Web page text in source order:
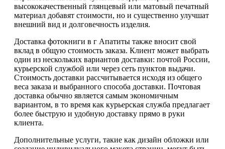
высококачественный глянцевый или матовый печатный
материал добавят стоимости, но и существенно улучшат
внешний вид и долговечность изделия.
Доставка фотокниги в г Апатиты также вносит свой
вклад в общую стоимость заказа. Клиент может выбрать
один из нескольких вариантов доставки: почтой России,
курьерской службой или через сеть пунктов выдачи.
Стоимость доставки рассчитывается исходя из общего
веса заказа и выбранного способа доставки. Почтовая
доставка обычно является самым экономичным
вариантом, в то время как курьерская служба предлагает
более быструю и удобную доставку прямо в руки
клиента.
Дополнительные услуги, такие как дизайн обложки или